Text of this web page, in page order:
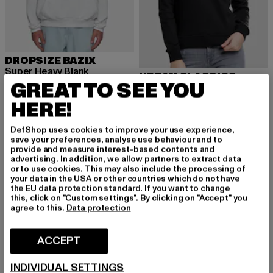
DROPSIZE BAZIX
Super Heavy Blank
EUR 24,84
Huidige prijs: EUR 24,84
EUR 34,99Actieprijs: EUR 34,99
URBAN CLASSICS
Ladies
EUR 24,89
Huidige prijs: EUR 24,89
EUR 29,99
NIEUW -60% -55%
GREAT TO SEE YOU
HERE!
DefShop uses cookies to improve your use experience,
save your preferences, analyse use behaviour and to
provide and measure interest-based contents and
advertising. In addition, we allow partners to extract data
or to use cookies. This may also include the processing of
your data in the USA or other countries which do not have
the EU data protection standard. If you want to change
this, click on "Custom settings". By clicking on "Accept" you
agree to this. Data protection
ACCEPT
INDIVIDUAL SETTINGS